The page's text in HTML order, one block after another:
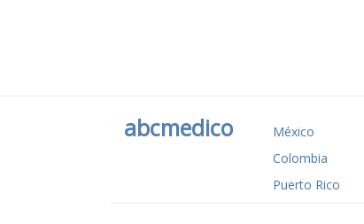
abcmedico México
Colombia
Puerto Rico